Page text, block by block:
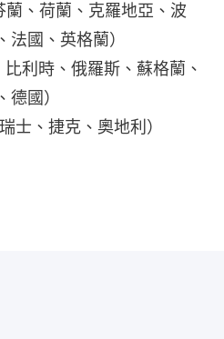
、荷蘭、克羅地亞、波
國、英格蘭）
利時、俄羅斯、蘇格蘭、
國）
士、捷克、奧地利）